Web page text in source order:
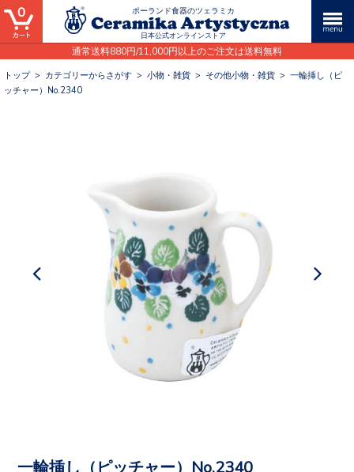
ポーランド食器のツェラミカ
日本公式オンラインストア
通常送料880円/11,000円以上のご注文は送料無料
0
トップ> カテゴリーからさがす > 小物・雑貨 > その他小物・雑貨 > 一輪挿し（ピ
ッチャー）No.2340
一輪挿し（ピッチャー）No.2340